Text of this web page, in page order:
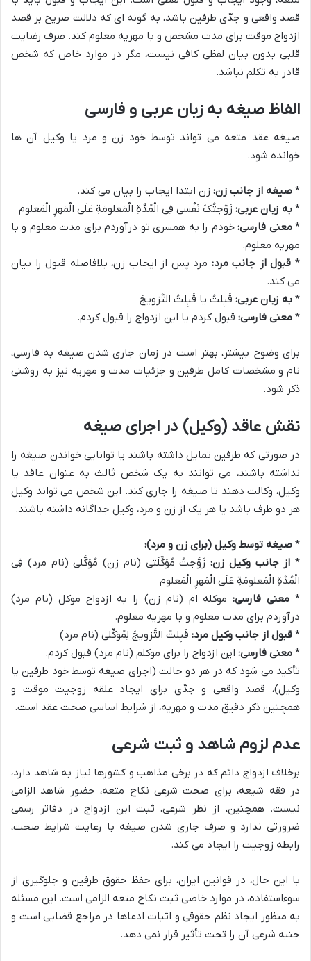
قصد واقعی و جدّی طرفین باشد، به گونه ای که دلالت صریح بر قصد
ازدواج موقت برای مدت مشخص و با مهریه معلوم کند. صرف رضایت
قلبی بدون بیان لفظی کافی نیست، مگر در موارد خاص که شخص
قادر به تکلم نباشد.
الفاظ صیغه به زبان عربی و فارسی
صیغه عقد متعه می تواند توسط خود زن و مرد یا وکیل آن ها
خوانده شود.
* صیغه از جانب زن: زن ابتدا ایجاب را بیان می کند.
* به زبان عربی: زَوَّجتُکَ نَفْسی فِی الْمُدَّةِ الْمَعلومَةِ عَلَی الْمَهرِ الْمَعلوم
*معنی فارسی:خودم را به همسری تو درآوردم برای مدت معلوم و با
مهریه معلوم.
* قبول از جانب مرد: مرد پس از ایجاب زن، بلافاصله قبول را بیان
می کند.
* به زبان عربی: قَبِلتُ یا قَبِلتُ التَّزویجَ
* معنی فارسی: قبول کردم یا این ازدواج را قبول کردم.
برای وضوح بیشتر، بهتر است در زمان جاری شدن صیغه به فارسی،
نام و مشخصات کامل طرفین و جزئیات مدت و مهریه نیز به روشنی
ذکر شود.
نقش عاقد (وکیل) در اجرای صیغه
در صورتی که طرفین تمایل داشته باشند یا توانایی خواندن صیغه را
نداشته باشند، می توانند به یک شخص ثالث به عنوان عاقد یا
وکیل، وکالت دهند تا صیغه را جاری کند. این شخص می تواند وکیل
هر دو طرف باشد یا هر یک از زن و مرد، وکیل جداگانه داشته باشند.
* صیغه توسط وکیل (برای زن و مرد):
* از جانب وکیل زن: زَوَّجتُ مُوَکِّلَتی (نام زن) مُوَکَّلی (نام مرد) فِی
الْمُدَّةِ الْمَعلومَةِ عَلَی الْمَهرِ الْمَعلوم
* معنی فارسی:موکله ام (نام زن) را به ازدواج موکل (نام مرد)
درآوردم برای مدت معلوم و با مهریه معلوم.
* قبول از جانب وکیل مرد: قَبِلتُ التَّزویجَ لِمُوَکِّلی (نام مرد)
* معنی فارسی: این ازدواج را برای موکلم (نام مرد) قبول کردم.
تأکید می شود که در هر دو حالت (اجرای صیغه توسط خود طرفین یا
وکیل)، قصد واقعی و جدّی برای ایجاد علقه زوجیت موقت و
همچنین ذکر دقیق مدت و مهریه، از شرایط اساسی صحت عقد است.
عدم لزوم شاهد و ثبت شرعی
برخلاف ازدواج دائم که در برخی مذاهب و کشورها نیاز به شاهد دارد،
در فقه شیعه، برای صحت شرعی نکاح متعه، حضور شاهد الزامی
نیست. همچنین، از نظر شرعی، ثبت این ازدواج در دفاتر رسمی
ضرورتی ندارد و صرف جاری شدن صیغه با رعایت شرایط صحت،
رابطه زوجیت را ایجاد می کند.
با این حال، در قوانین ایران، برای حفظ حقوق طرفین و جلوگیری از
سوءاستفاده، در موارد خاصی ثبت نکاح متعه الزامی است. این مسئله
به منظور ایجاد نظم حقوقی و اثبات ادعاها در مراجع قضایی است و
جنبه شرعی آن را تحت تأثیر قرار نمی دهد.